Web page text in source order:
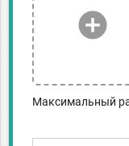
add_circle
Максимальный